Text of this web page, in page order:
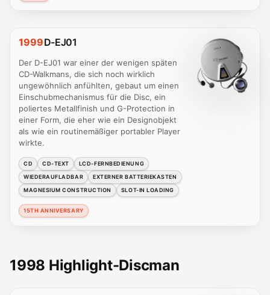
1999D-EJ01
Der D-EJ01 war einer der wenigen späten
CD-Walkmans, die sich noch wirklich
ungewöhnlich anfühlten, gebaut um einen
Einschubmechanismus für die Disc, ein
poliertes Metallfinish und G-Protection in
einer Form, die eher wie ein Designobjekt
als wie ein routinemäßiger portabler Player
wirkte.
CD CD-TEXT
LCD-FERNBEDIENUNG
WIEDERAUFLADBAR
EXTERNER BATTERIEKASTEN
MAGNESIUM CONSTRUCTION
SLOT-IN LOADING
15TH ANNIVERSARY
1998 Highlight-Discman